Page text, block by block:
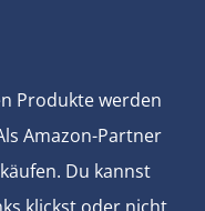
Produkte werden
Amazon-Partner
Du kannst